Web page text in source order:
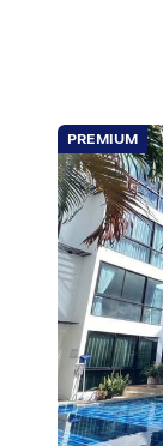
PREMIUM